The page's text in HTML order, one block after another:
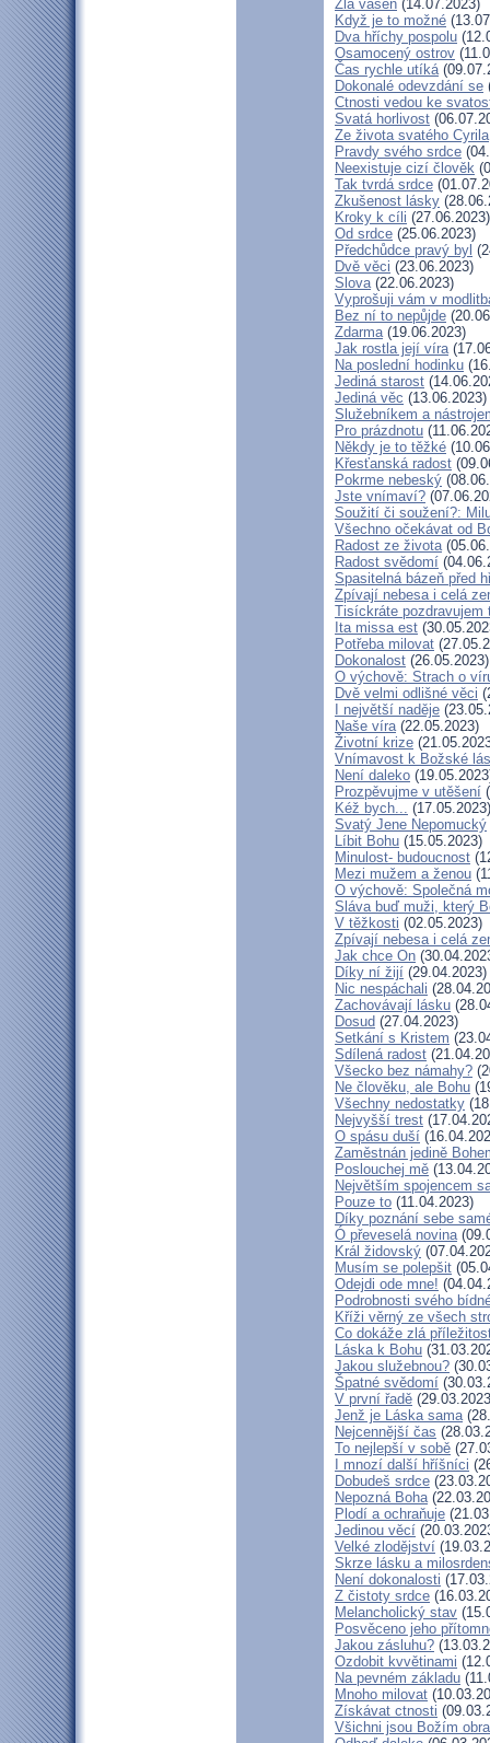
Zlá vášeň (14.07.2023)
Když je to možné
Dva hříchy pospolu
Osamocený ostrov
Čas rychle utíká
Dokonalé odevzdání se
Ctnosti vedou ke
Svatá horlivost
Ze života svatého Cyrila
Pravdy svého srdce
Neexistuje cizí člověk
Tak tvrdá srdce
Zkušenost lásky
Kroky k cíli (27.06.2023)
Od srdce (25.06.2023)
Předchůdce pravý byl
Dvě věci (23.06.2023)
Slova(22.06.2023)
Vyprošuji vám v
Bez ní to nepůjde
Zdarma(19.06.2023)
Jak rostla její víra
Na poslední hodinku
Jediná starost
Jediná věc (13.06.2023)
Služebníkem a
Pro prázdnotu
Někdy je to těžké
Křesťanská radost
Pokrme nebeský
Jste vnímaví?
Soužití či soužení?:
Všechno očekávat od
Radost ze života
Radost svědomí
Spasitelná bázeň před
Zpívají nebesa i celá
Tisíckráte pozdravujem
Ita missa est
Potřeba milovat
Dokonalost (26.05.2023)
O výchově: Strach o
Dvě velmi odlišné věci
I největší naděje
Naše víra(22.05.2023)
Životní krize
Vnímavost k Božské
Není daleko
Prozpěvujme v utěšení
Kéž bych... (17.05.2023)
Svatý Jene Nepomucký
Líbit Bohu (15.05.2023)
Minulost- budoucnost
Mezi mužem a ženou
O výchově: Společná
Sláva buď muži, který
V těžkosti (02.05.2023)
Zpívají nebesa i celá
Jak chce On
Díky ní žijí (29.04.2023)
Nic nespáchali
Zachovávají lásku
Dosud (27.04.2023)
Setkání s Kristem
Sdílená radost
Všecko bez námahy?
Ne člověku, ale Bohu
Všechny nedostatky
Nejvyšší trest
O spásu duší
Zaměstnán jedině
Poslouchej mě
Největším spojencem
Pouze to (11.04.2023)
Díky poznání sebe
Ó převeselá novina
Král židovský
Musím se polepšit
Odejdi ode mne!
Podrobnosti svého
Kříži věrný ze všech
Co dokáže zlá
Láska k Bohu
Jakou služebnou?
Špatné svědomí
V první řadě
Jenž je Láska sama
Nejcennější čas
To nejlepší v sobě
I mnozí další hříšníci
Dobudeš srdce
Nepozná Boha
Plodí a ochraňuje
Jedinou věcí
Velké zlodějství
Skrze lásku a
Není dokonalosti
Z čistoty srdce
Melancholický stav
Posvěceno jeho
Jakou zásluhu?
Ozdobit kvvětinami
Na pevném základu
Mnoho milovat
Získávat ctnosti
Všichni jsou Božím